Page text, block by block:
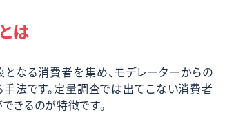
は
なる消費者を集め、モデレーターからの
法です。定量調査では出てこない消費者
きるのが特徴です。